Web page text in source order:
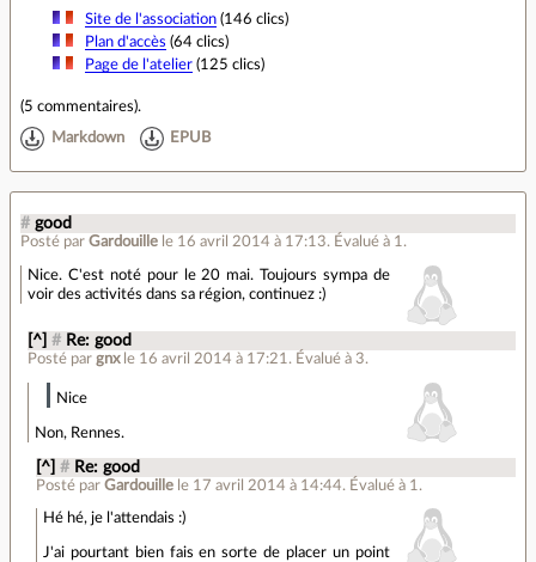
Site de l'association(146 clics)
Plan d'accès (64 clics)
Page de l'atelier(125 clics)
(5 commentaires).
Markdown EPUB
# good
Posté par Gardouille le 16 avril 2014 à 17:13. Évalué à 1.
Nice. C'est noté pour le 20 mai. Toujours sympa de
voir des activités dans sa région, continuez :)
[^] # Re: good
Posté pargnx le 16 avril 2014 à 17:21 . Évalué à 3.
Nice
Non, Rennes.
[^] # Re: good
Posté par Gardouille le 17 avril 2014 à 14:44. Évalué à 1 .
Hé hé, je l'attendais :)
J'ai pourtant bien fais en sorte de placer un point